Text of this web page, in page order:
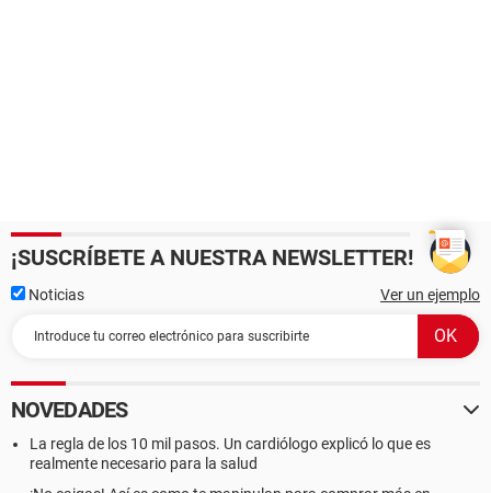
¡SUSCRÍBETE A NUESTRA NEWSLETTER!
Noticias Ver un ejemplo
NOVEDADES
La regla de los 10 mil pasos. Un cardiólogo explicó lo que es
realmente necesario para la salud